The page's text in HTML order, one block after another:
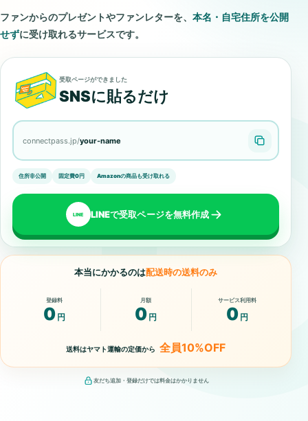
ファンからのプレゼントやファンレターを、 本名・自宅住所を公開
せずに受け取れるサービスです。
受取ページができました
SNSに貼るだけ
connectpass.jp/your-name
住所非公開 固定費0円 Amazonの商品も受け取れる
LINE LINEで受取ページを無料作成
本当にかかるのは配送時の送料のみ
登録料
0 円
月額
0 円
サービス利用料
0 円
送料はヤマト運輸の定価から 全員10%OFF
友だち追加・登録だけでは料金はかかりません